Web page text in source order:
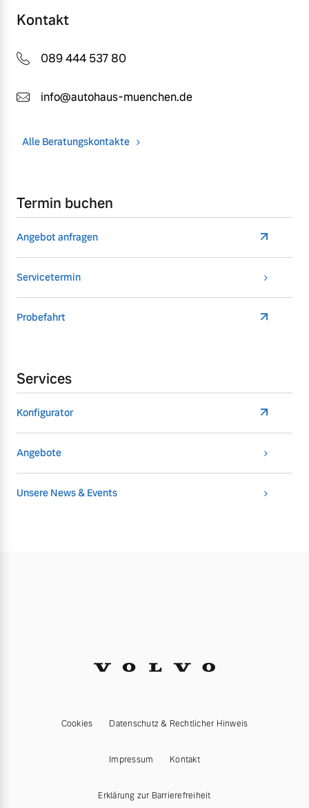
Kontakt
089 444 537 80
info@autohaus-muenchen.de
Alle Beratungskontakte
Termin buchen
Angebot anfragen
Servicetermin
Probefahrt
Services
Konfigurator
Angebote
Unsere News & Events
Cookies Datenschutz & Rechtlicher Hinweis
Impressum Kontakt
Erklärung zur Barrierefreiheit